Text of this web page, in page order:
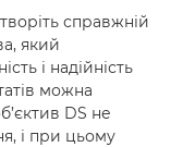
справжній
який
і надійність
можна
DS не
і при цьому